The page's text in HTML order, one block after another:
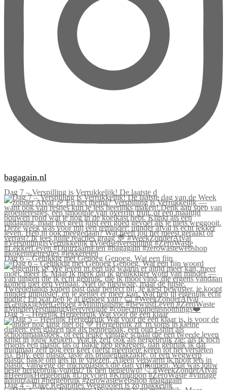
bagagain.nl
Dag 7 – Verspilling is Verrukkelijk! De laatste d
Dag 6 – Gelukkig met Genoeg Genoeg. Wat een fijn
Dag 5 – Heerlijk Hergebruik Wat voor de één klaar
Dag 4 – Rake Reparaties Weggooien is zo makkelijk